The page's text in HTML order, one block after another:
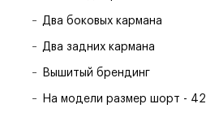
Два боковых кармана
Два задних кармана
Вышитый брендинг
На модели размер шорт - 42